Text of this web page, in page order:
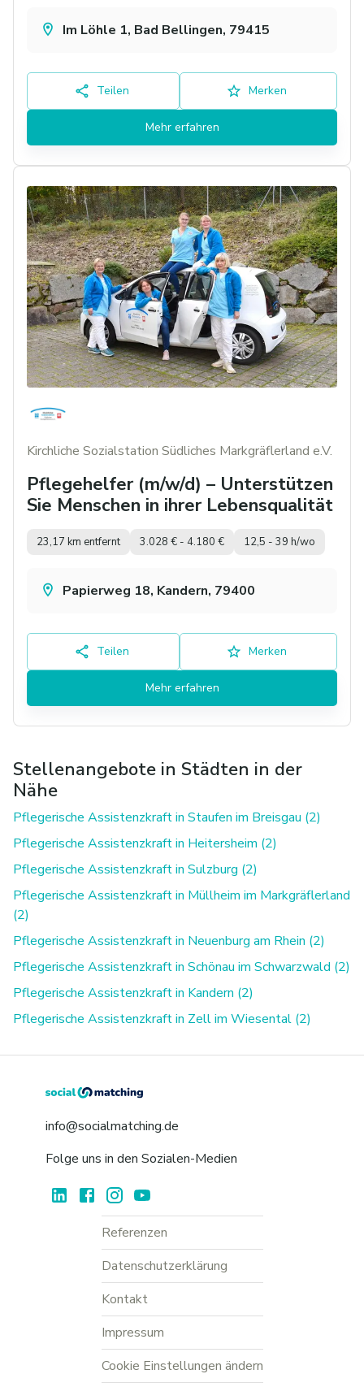
Im Löhle 1, Bad Bellingen, 79415
Teilen Merken
Mehr erfahren
Kirchliche Sozialstation Südliches Markgräflerland e.V.
Pflegehelfer (m/w/d) – Unterstützen
Sie Menschen in ihrer Lebensqualität
23,17 km entfernt 3.028 € - 4.180 € 12,5 - 39 h/wo
Papierweg 18, Kandern, 79400
Teilen Merken
Mehr erfahren
Stellenangebote in Städten in der
Nähe
Pflegerische Assistenzkraft in Staufen im Breisgau (2)
Pflegerische Assistenzkraft in Heitersheim (2)
Pflegerische Assistenzkraft in Sulzburg (2)
Pflegerische Assistenzkraft in Müllheim im Markgräflerland
(2)
Pflegerische Assistenzkraft in Neuenburg am Rhein (2)
Pflegerische Assistenzkraft in Schönau im Schwarzwald (2)
Pflegerische Assistenzkraft in Kandern (2)
Pflegerische Assistenzkraft in Zell im Wiesental (2)
info@socialmatching.de
Folge uns in den Sozialen-Medien
Referenzen
Datenschutzerklärung
Kontakt
Impressum
Cookie Einstellungen ändern